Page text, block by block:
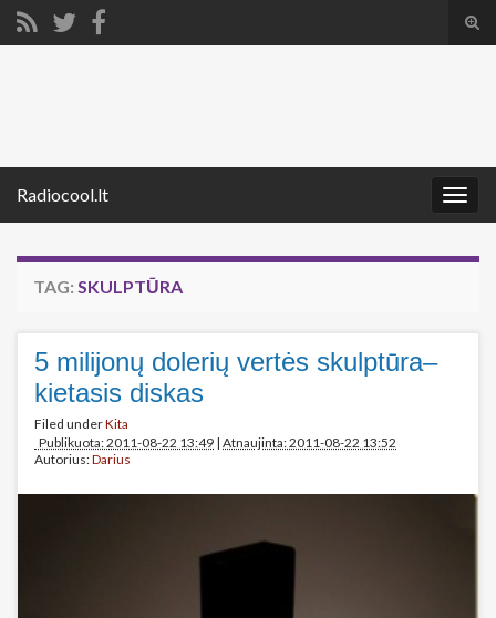
Radiocool.lt
TAG: SKULPTŪRA
5 milijonų dolerių vertės skulptūra–
kietasis diskas
Filed underKita
Publikuota: 2011-08-22 13:49 | Atnaujinta: 2011-08-22 13:52
Autorius:Darius